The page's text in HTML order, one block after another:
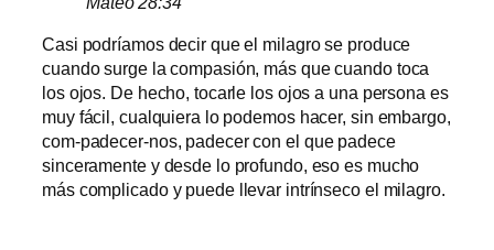
Casi podríamos decir que el milagro se produce
cuando surge la compasión, más que cuando toca
los ojos. De hecho, tocarle los ojos a una persona es
muy fácil, cualquiera lo podemos hacer, sin embargo,
com-padecer-nos, padecer con el que padece
sinceramente y desde lo profundo, eso es mucho
más complicado y puede llevar intrínseco el milagro.